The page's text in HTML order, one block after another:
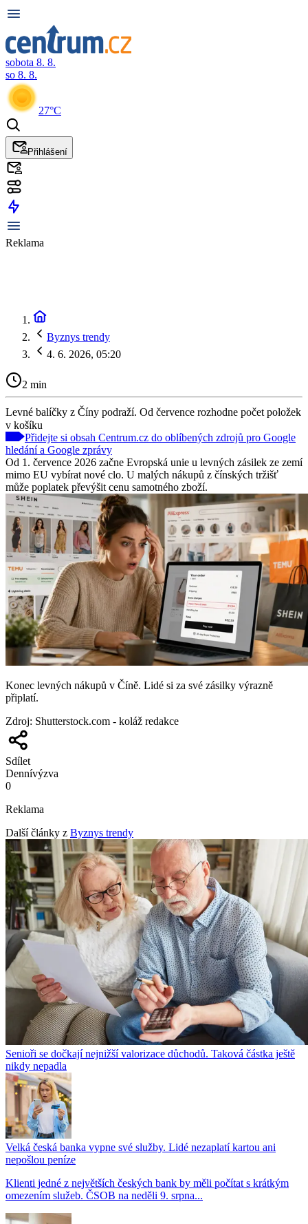
sobota 8. 8.
so 8. 8.
27°C
Přihlášení
Reklama
Byznys trendy
4. 6. 2026, 05:20
2 min
Levné balíčky z Číny podraží. Od července rozhodne počet položek
v košíku
Přidejte si obsah Centrum.cz do oblíbených zdrojů pro Google
hledání a Google zprávy
Od 1. července 2026 začne Evropská unie u levných zásilek ze zemí
mimo EU vybírat nové clo. U malých nákupů z čínských tržišť
může poplatek převýšit cenu samotného zboží.
Konec levných nákupů v Číně. Lidé si za své zásilky výrazně
připlatí.
Zdroj: Shutterstock.com - koláž redakce
Sdílet
Dennívýzva
0
Reklama
Další články z Byznys trendy
Senioři se dočkají nejnižší valorizace důchodů. Taková částka ještě
nikdy nepadla
Velká česká banka vypne své služby. Lidé nezaplatí kartou ani
nepošlou peníze
Klienti jedné z největších českých bank by měli počítat s krátkým
omezením služeb. ČSOB na neděli 9. srpna...